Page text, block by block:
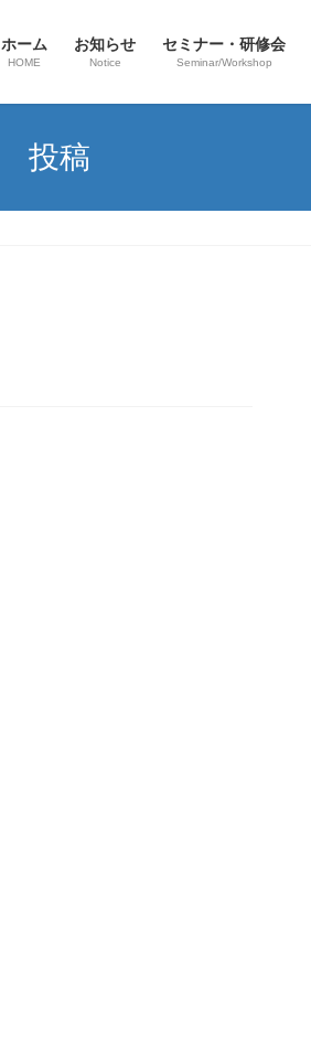
ホーム
HOME
お知らせ
Notice
セミナー・研修会
Seminar/Workshop
投稿